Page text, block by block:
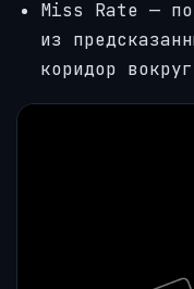
Miss Rate —
из
коридор